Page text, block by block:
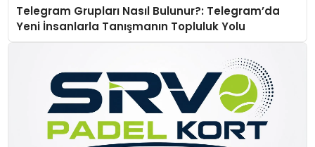
Telegram Grupları Nasıl Bulunur?: Telegram’da
Yeni İnsanlarla Tanışmanın Topluluk Yolu